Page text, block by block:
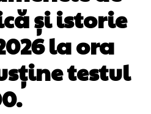
și istorie
la ora
testul